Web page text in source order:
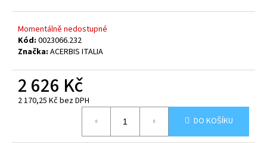
Momentálně nedostupné
Kód: 0023066.232
Značka: ACERBIS ITALIA
2 626 Kč
2 170,25 Kč bez DPH
DO KOŠÍKU
D
o
p
o